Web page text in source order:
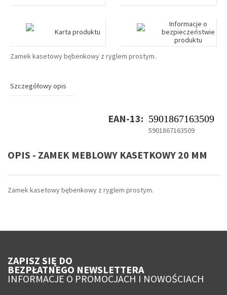
Karta produktu
Informacje o
bezpieczeństwie
produktu
Zamek kasetowy bębenkowy z ryglem prostym.
Szczegółowy opis
EAN-13: 5901867163509
5901867163509
OPIS - ZAMEK MEBLOWY KASETKOWY 20 MM
Zamek kasetowy bębenkowy z ryglem prostym.
ZAPISZ SIĘ DO
BEZPŁATNEGO NEWSLETTERA
INFORMACJE O PROMOCJACH I NOWOŚCIACH